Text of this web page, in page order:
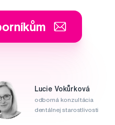
Lucie Vokůrková
odborná konzultácia
dentálnej starostlivosti